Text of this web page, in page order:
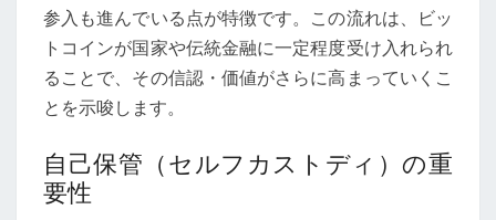
参入も進んでいる点が特徴です。この流れは、ビッ
トコインが国家や伝統金融に一定程度受け入れられ
ることで、その信認・価値がさらに高まっていくこ
とを示唆します。
自己保管（セルフカストディ）の重
要性